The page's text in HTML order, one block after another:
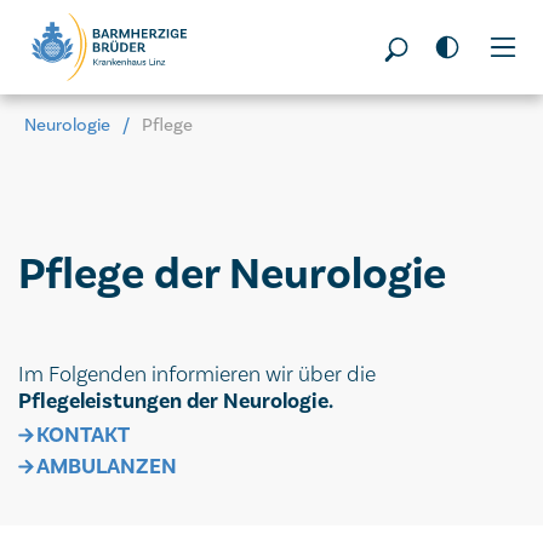
Seitenbereiche:
Neurologie Pflege
Pflege der Neurologie
Im Folgenden informieren wir über die
Pflegeleistungen der Neurologie.
KONTAKT
AMBULANZEN